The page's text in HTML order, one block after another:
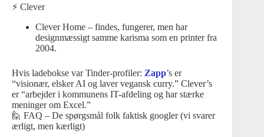
⚡ Clever
Clever Home – findes, fungerer, men har
designmæssigt samme karisma som en printer fra
2004.
Hvis ladebokse var Tinder-profiler: Zapp’s er
“visionær, elsker AI og laver vegansk curry.” Clever’s
er “arbejder i kommunens IT-afdeling og har stærke
meninger om Excel.”
🙋 FAQ – De spørgsmål folk faktisk googler (vi svarer
ærligt, men kærligt)